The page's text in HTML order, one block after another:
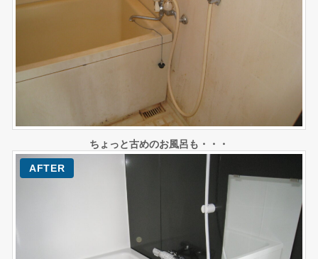
ちょっと古めのお風呂も・・・